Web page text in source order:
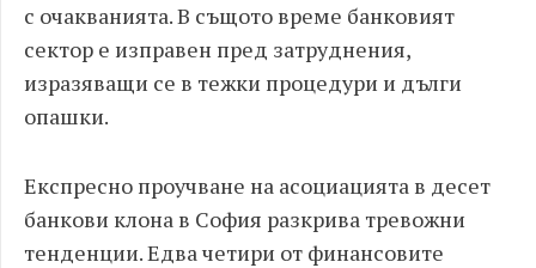
с очакванията. В същото време банковият
сектор е изправен пред затруднения,
изразяващи се в тежки процедури и дълги
опашки.
Експресно проучване на асоциацията в десет
банкови клона в София разкрива тревожни
тенденции. Едва четири от финансовите